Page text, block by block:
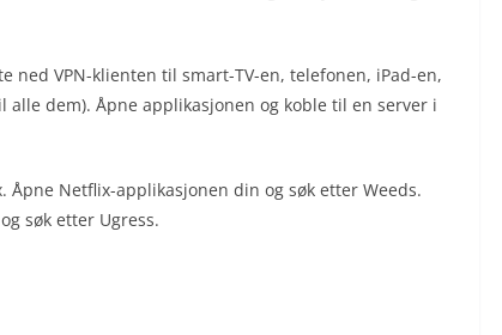
ned VPN-klienten til smart-TV-en, telefonen, iPad-en,
dem). Åpne applikasjonen og koble til en server i
Netflix-applikasjonen din og søk etter Weeds.
søk etter Ugress.